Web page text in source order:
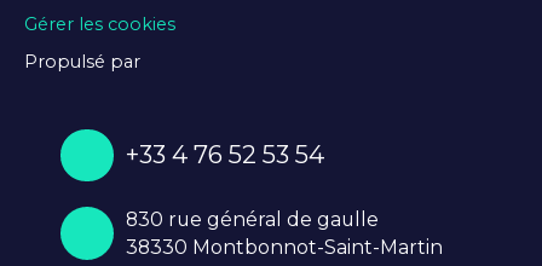
Gérer les cookies
Propulsé par
+33 4 76 52 53 54
830 rue général de gaulle
38330 Montbonnot-Saint-Martin